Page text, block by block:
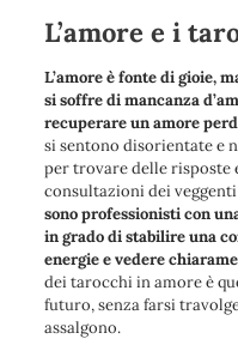
L’amore e i
L’amore è fonte di gioie,
si soffre di mancanza
recuperare un amore
si sentono disorientate e
per trovare delle risposte
consultazioni dei veggenti
sono professionisti con
in grado di stabilire una
energie e vedere
dei tarocchi in amore è
futuro, senza farsi
assalgono.